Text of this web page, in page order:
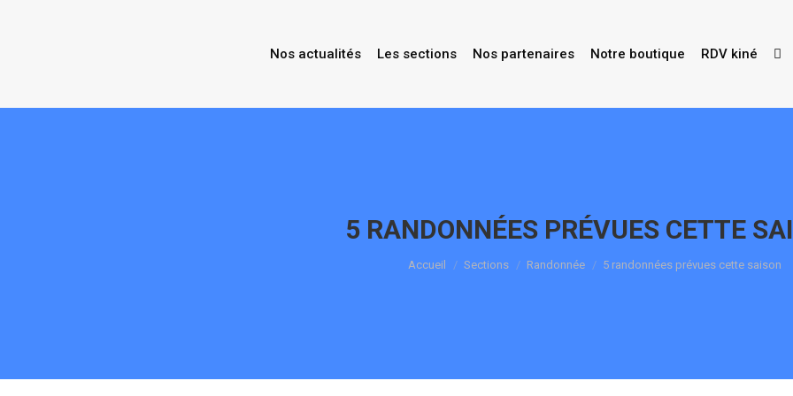
Nos actualités Les sections Nos partenaires Notre boutique RDV kiné
5 RANDONNÉES PRÉVUES CETTE
Vous êtes ici :
Accueil Sections Randonnée 5 randonnées prévues cette saison